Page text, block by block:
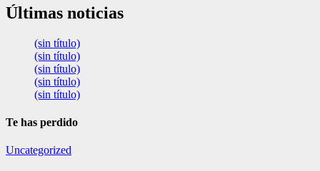
Últimas noticias
(sin título)
(sin título)
(sin título)
(sin título)
(sin título)
Te has perdido
Uncategorized